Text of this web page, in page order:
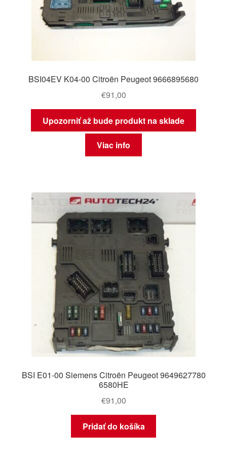
BSI04EV K04-00 Citroën Peugeot 9666895680
€91,00
Upozorniť až bude produkt na sklade
Viac info
BSI E01-00 Siemens Citroën Peugeot 9649627780
6580HE
€91,00
Pridať do košíka